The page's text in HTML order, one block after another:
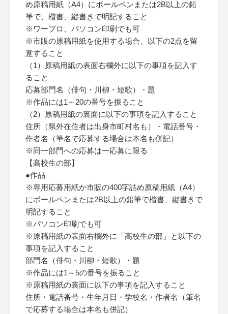
め原稿用紙（A4）にボールペンまたは2B以上の鉛
筆で、楷書、縦書きで明記すること
※ワープロ、パソコン印刷でも可
※市販の原稿用紙を使用する場合、以下の2点を留
意すること
（1）原稿用紙の表面右欄外に以下の事項を記入す
ること
応募部門名（俳句・川柳・短歌）・題
※作品には1～20の番号を振ること
（2）原稿用紙の裏面に以下の事項を記入すること
住所（県外在住者は出身市町村名も）・電話番号・
作者名（筆名で応募する場合は本名も併記）
※同一部門への応募は一応募に限る
【高校生の部】
●作品
※専用応募用紙か市販の400字詰め原稿用紙（A4）
にボールペンまたは2B以上の鉛筆で楷書、縦書きで
明記すること
※パソコン印刷でも可
※原稿用紙の表面右欄外に「高校生の部」と以下の
事項を記入すること
部門名（俳句・川柳・短歌）・題
※作品には1～5の番号を振ること
※原稿用紙の裏面に以下の事項を記入すること
住所・電話番号・生年月日・学校名・作者名（筆名
で応募する場合は本名も併記）